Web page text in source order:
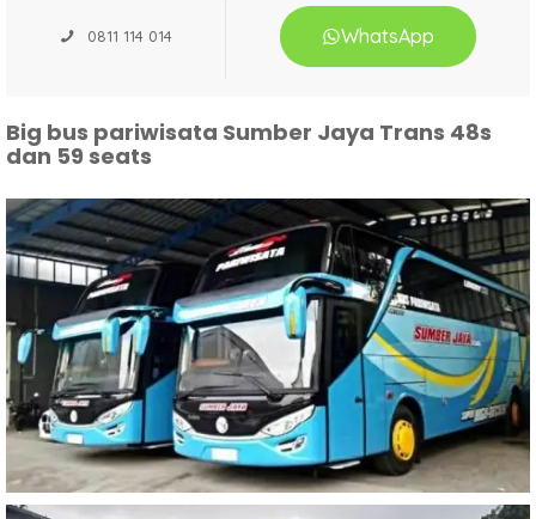
0811 114 014 WhatsApp
Big bus pariwisata Sumber Jaya Trans 48s
dan 59 seats